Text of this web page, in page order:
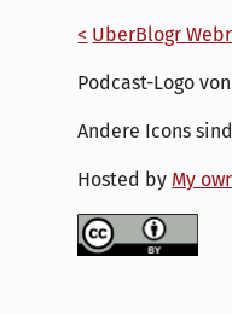
< UberBlogr
Podcast-Logo
Andere Icons sind
Hosted by My